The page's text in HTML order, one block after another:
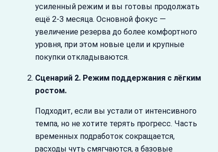
усиленный режим и вы готовы продолжать
ещё 2-3 месяца. Основной фокус —
увеличение резерва до более комфортного
уровня, при этом новые цели и крупные
покупки откладываются.
Сценарий 2. Режим поддержания с лёгким
ростом.
Подходит, если вы устали от интенсивного
темпа, но не хотите терять прогресс. Часть
временных подработок сокращается,
расходы чуть смягчаются, а базовые